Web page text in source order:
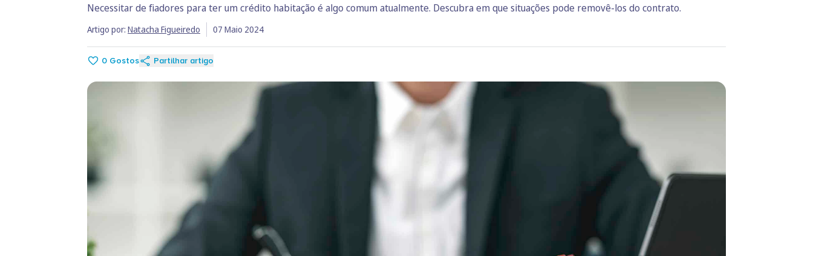
Necessitar de fiadores para ter um crédito habitação é algo comum atualmente. Descubra em que situações pode removê-los do contrato.
Artigo por: Natacha Figueiredo 07 Maio 2024
0 Gostos Partilhar artigo